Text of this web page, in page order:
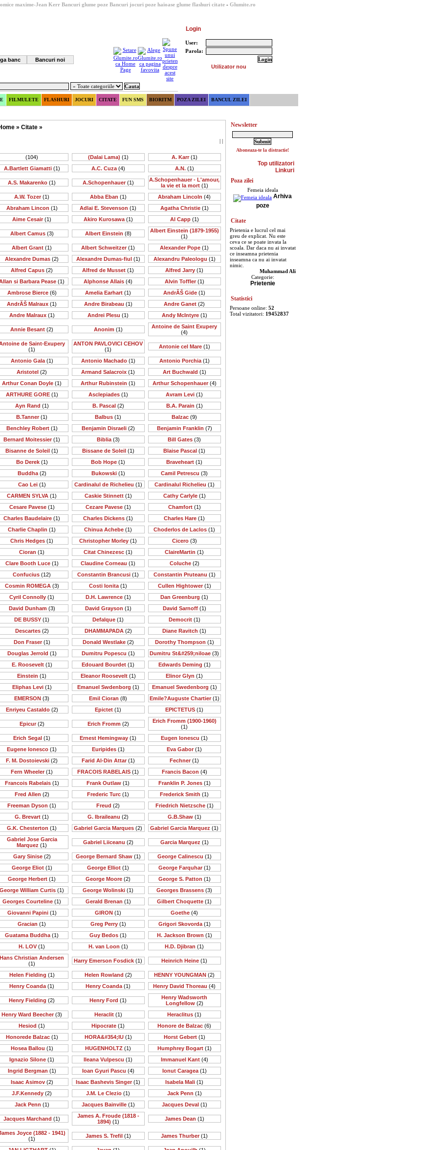
maxime-Jean Kerr Bancuri glume poze Bancuri jocuri poze haioase glume flashuri citate - Glumite.ro
banc Bancuri noi
Login
User:
Parola:
Utilizator nou
FILMULETE FLASHURI JOCURI CITATE FUN SMS BIORITM POZA ZILEI BANCUL ZILEI
Newsletter
Aboneaza-te la distractie!
Top utilizatori
Linkuri
Poza zilei
Femeia ideala
Arhiva
poze
Citate
Prietenia e lucrul cel mai
greu de explicat. Nu este
ceva ce se poate invata la
scoala. Dar daca nu ai invatat
ce inseamna prietenia
inseamna ca nu ai invatat
nimic.
Muhammad Ali
Categorie:
Prietenie
Statistici
Persoane online: 52
Total vizitatori: 19452837
» Citate»
| |
(104) (Dalai Lama) (1) A. Karr(1)
A.Bartlett Giamatti(1) A.C. Cuza(4) A.N.(1)
A.S. Makarenko (1) A.Schopenhauer(1)
A.Schopenhauer - L'amour,
la vie et la mort(1)
A.W. Tozer (1) Abba Eban (1) Abraham Lincoln (4)
Abraham Lincon (1) Adlai E. Stevenson (1) Agatha Christie(1)
Aime Cesair (1) Akiro Kurosawa(1) Al Capp(1)
Albert Camus(3) Albert Einstein (8)
Albert Einstein (1879-1955)
(1)
Albert Grant (1) Albert Schweitzer (1) Alexander Pope (1)
Alexandre Dumas (2) Alexandre Dumas-fiul(1) Alexandru Paleologu (1)
Alfred Capus (2) Alfred de Musset (1) Alfred Jarry (1)
si Barbara Pease (1) Alphonse Allais (4) Alvin Toffler(1)
Ambrose Bierce(6) Amelia Earhart (1) AndrĂŠ Gide (1)
AndrĂŠ Malraux (1) Andre Birabeau (1) Andre Ganet (2)
Andre Malraux(1) Andrei Plesu (1) Andy McIntyre(1)
Annie Besant (2) Anonim (1)
Antoine de Saint Exupery
(4)
de Saint-Exupery
(1)
ANTON PAVLOVICI CEHOV
(1)
Antonie cel Mare(1)
Antonio Gala(1) Antonio Machado(1) Antonio Porchia(1)
Aristotel (2) Armand Salacroix (1) Art Buchwald (1)
Arthur Conan Doyle (1) Arthur Rubinstein (1) Arthur Schopenhauer(4)
ARTHURE GORE(1) Asclepiades(1) Avram Levi (1)
Ayn Rand (1) B. Pascal(2) B.A. Parain (1)
B.Tanner (1) Balbus (1) Balzac (9)
Benchley Robert(1) Benjamin Disraeli(2) Benjamin Franklin (7)
Bernard Moitessier (1) Biblia(3) Bill Gates (3)
Bisanne de Soleil (1) Bissane de Soleil(1) Blaise Pascal (1)
Bo Derek(1) Bob Hope (1) Braveheart (1)
Buddha(2) Bukowski(1) Camil Petrescu (3)
Cao Lei(1) Cardinalul de Richelieu (1) Cardinalul Richelieu (1)
CARMEN SYLVA (1) Caskie Stinnett(1) Cathy Carlyle(1)
Cesare Pavese(1) Cezare Pavese(1) Chamfort(1)
Charles Baudelaire (1) Charles Dickens (1) Charles Hare (1)
Charlie Chaplin (1) Chinua Achebe (1) Choderlos de Laclos (1)
Chris Hedges (1) Christopher Morley (1) Cicero(3)
Cioran (1) Citat Chinezesc (1) ClaireMartin (1)
Clare Booth Luce(1) Claudine Corneau (1) Coluche(2)
Confucius (12) Constantin Brancusi (1) Constantin Pruteanu (1)
Cosmin ROMEGA(3) Costi Ionita (1) Cullen Hightower(1)
Cyril Connolly (1) D.H. Lawrence(1) Dan Greenburg (1)
David Dunham (3) David Grayson (1) David Sarnoff(1)
DE BUSSY (1) Defalque (1) Democrit(1)
Descartes(2) DHAMMAPADA(2) Diane Ravitch (1)
Don Fraser(1) Donald Westlake(2) Dorothy Thompson (1)
Douglas Jerrold (1) Dumitru Popescu (1) Dumitru St&#259;niloae (3)
E. Roosevelt(1) Edouard Bourdet (1) Edwards Deming (1)
Einstein (1) Eleanor Roosevelt(1) Elinor Glyn (1)
Eliphas Levi(1) Emanuel Swdenborg (1) Emanuel Swedenborg (1)
EMERSON (3) Emil Cioran (8) Emile?Auguste Chartier(1)
Enriyeu Castaldo(2) Epictet (1) EPICTETUS (1)
Epicur(2) Erich Fromm (2)
Erich Fromm (1900-1960)
(1)
Erich Segal (1) Ernest Hemingway (1) Eugen Ionescu (1)
Eugene Ionesco (1) Euripides(1) Eva Gabor (1)
F. M. Dostoievski (2) Farid Al-Din Attar(1) Fechner (1)
Fern Wheeler (1) FRACOIS RABELAIS (1) Francis Bacon (4)
Francois Rabelais(1) Frank Outlaw (1) Franklin P. Jones(1)
Fred Allen (2) Frederic Turc (1) Frederick Smith (1)
Freeman Dyson (1) Freud (2) Friedrich Nietzsche(1)
G. Brevart (1) G. Ibraileanu (2) G.B.Shaw(1)
G.K. Chesterton (1) Gabriel Garcia Marques (2) Gabriel Garcia Marquez (1)
Gabriel Jose Garcia
Marquez (1) Gabriel Liiceanu (2) Garcia Marquez (1)
Gary Sinise(2) George Bernard Shaw(1) George Calinescu (1)
George Eliot(1) George Elliot (1) George Farquhar(1)
George Herbert (1) George Moore (2) George S. Patton (1)
George William Curtis (1) George Wolinski (1) Georges Brassens (3)
Georges Courteline (1) Gerald Brenan (1) Gilbert Choquette (1)
Giovanni Papini(1) GIRON (1) Goethe (4)
Gracian (1) Greg Perry(1) Grigori Skovorda(1)
Guatama Buddha (1) Guy Bedos (1) H. Jackson Brown (1)
H. LOV (1) H. van Loon (1) H.D. Djibran (1)
Hans Christian Andersen
(1)
Harry Emerson Fosdick (1) Heinrich Heine (1)
Helen Fielding (1) Helen Rowland (2) HENNY YOUNGMAN (2)
Henry Coanda (1) Henry Coanda (1) Henry David Thoreau (4)
Henry Fielding (2) Henry Ford (1)
Henry Wadsworth
Longfellow(2)
Henry Ward Beecher (3) Heraclit(1) Heraclitus (1)
Hesiod (1) Hipocrate (1) Honore de Balzac (6)
Honorede Balzac(1) HORA&#354;IU(1) Horst Gebert(1)
Hosea Ballou (1) HUGENHOLTZ (1) Humphrey Bogart(1)
Ignazio Silone (1) Ileana Vulpescu (1) Immanuel Kant(4)
Ingrid Bergman (1) Ioan Gyuri Pascu (4) Ionut Caragea(1)
Isaac Asimov(2) Isaac Bashevis Singer (1) Isabela Mali (1)
J.F.Kennedy (2) J.M. Le Clezio (1) Jack Penn (1)
Jack Penn (1) Jacques Bainville(1) Jacques Deval(1)
Jacques Marchand (1)
James A. Froude (1818 -
1894) (1) James Dean (1)
Joyce (1882 - 1941)
(1)
James S. Trefil(1) James Thurber (1)